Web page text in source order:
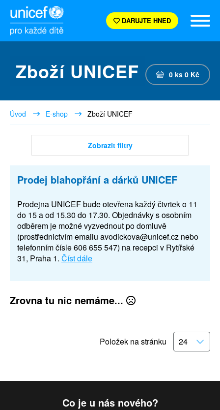
DARUJTE HNED
Zboží UNICEF 0 ks 0 Kč
Úvod E-shop Zboží UNICEF
Zobrazit filtry
Prodej blahopřání a dárků UNICEF
Prodejna UNICEF bude otevřena každý čtvrtek o 11
do 15 a od 15.30 do 17.30. Objednávky s osobním
odběrem je možné vyzvednout po domluvě
(prostřednictvím emailu avodickova@unicef.cz nebo
telefonním čísle 606 655 547) na recepci v Rytířské
31, Praha 1. Číst dále
Zrovna tu nic nemáme...
Položek na stránku
Co je u nás nového?